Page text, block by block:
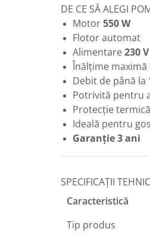
Vas de expansiune pentru
Accesorii montaj vase de
Termostate si controlere
Termostate de camera
Cleme de fixare si coliere
Accesorii de montaj
Substante intretinere instalatii
Distribuitoare
DE CE SĂ ALEGI
Motor550 W
Flotor automat
Alimentare230 V
Înălțime
Debit de până la
Potrivită pentru
Protecție termică
Ideală pentru
Garanție 3 ani
SPECIFICAȚII
Caracteristică
Tip produs